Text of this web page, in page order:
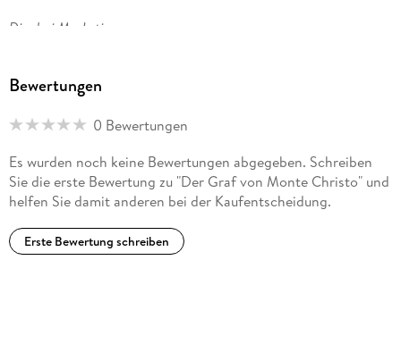
Die drei Musketiere
1870 in Puys bei Dieppe.
Bewertungen
0 Bewertungen
Es wurden noch keine Bewertungen abgegeben. Schreiben
Sie die erste Bewertung zu "Der Graf von Monte Christo" und
helfen Sie damit anderen bei der Kaufentscheidung.
Erste Bewertung schreiben